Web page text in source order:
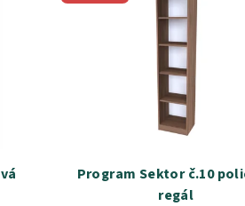
Program Sektor č.10
regál